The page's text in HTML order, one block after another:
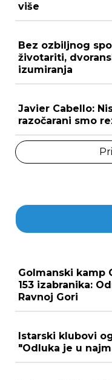
više
Bez ozbiljnog
životariti,
izumiranja
Javier Cabello:
razočarani smo
Golmanski kamp
153 izabranika:
Ravnoj Gori
Istarski klubovi
"Odluka je u